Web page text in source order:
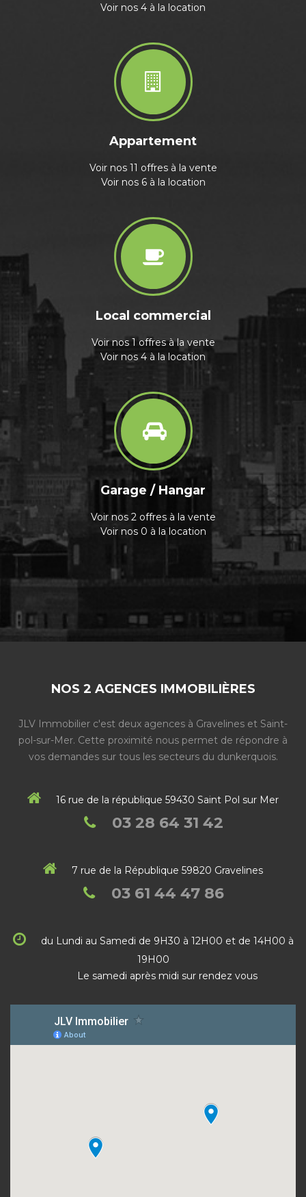
Voir nos 4 à la location
Appartement
Voir nos 11 offres à la vente
Voir nos 6 à la location
Local commercial
Voir nos 1 offres à la vente
Voir nos 4 à la location
Garage / Hangar
Voir nos 2 offres à la vente
Voir nos 0 à la location
NOS 2 AGENCES IMMOBILIÈRES
JLV Immobilier c'est deux agences à Gravelines et Saint-
pol-sur-Mer. Cette proximité nous permet de répondre à
vos demandes sur tous les secteurs du dunkerquois.
16 rue de la république 59430 Saint Pol sur Mer
03 28 64 31 42
7 rue de la République 59820 Gravelines
03 61 44 47 86
du Lundi au Samedi de 9H30 à 12H00 et de 14H00 à
19H00
Le samedi après midi sur rendez vous